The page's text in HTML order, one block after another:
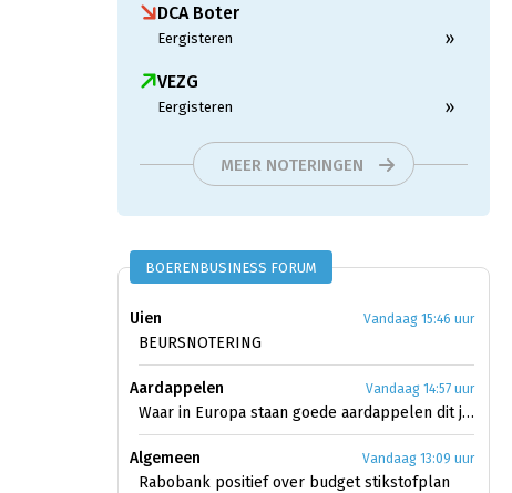
DCA Boter
Eergisteren »
VEZG
Eergisteren »
MEER NOTERINGEN
BOERENBUSINESS FORUM
Uien Vandaag 15:46 uur
BEURSNOTERING
Aardappelen Vandaag 14:57 uur
Waar in Europa staan goede aardappelen dit jaar?
Algemeen Vandaag 13:09 uur
Rabobank positief over budget stikstofplan